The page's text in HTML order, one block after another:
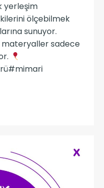
yerleşim
ölçebilmek
sunuyor.
materyaller sadece